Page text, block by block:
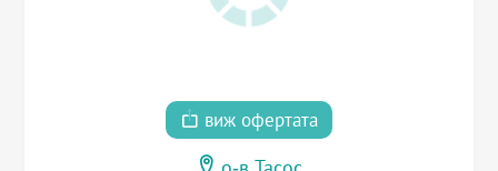
виж офертата